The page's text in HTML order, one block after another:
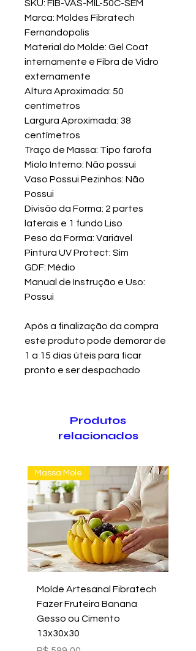
SKU: FIB-VAS-MIL-50C-SEM
Marca: Moldes Fibratech
Fernandopolis
Material do Molde: Gel Coat
internamente e Fibra de Vidro
externamente
Altura Aproximada: 50
centímetros
Largura Aproximada: 38
centímetros
Traço de Massa: Tipo farofa
Miolo Interno: Não possui
Vaso Possui Pezinhos: Não
Possui
Divisão da Forma: 2 partes
laterais e 1 fundo Liso
Peso da Forma: Variável
Pintura UV Protect: Sim
GDF: Médio
Manual de Instrução e Uso:
Possui
Após a finalização da compra
este produto pode demorar de
1 a 15 dias úteis para ficar
pronto e ser despachado
Produtos
relacionados
Massa Mole
Molde Artesanal Fibratech
Fazer Fruteira Banana
Gesso ou Cimento
13x30x30